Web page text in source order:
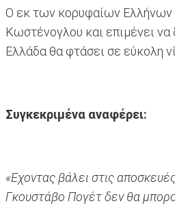
Ο εκ των κορυφαίων Ελλήνων
Κωστένογλου και επιμένει
Ελλάδα θα φτάσει σε εύκολη
Συγκεκριμένα αναφέρει:
«Εχοντας βάλει στις
Γκουστάβο Πογέτ δεν θα